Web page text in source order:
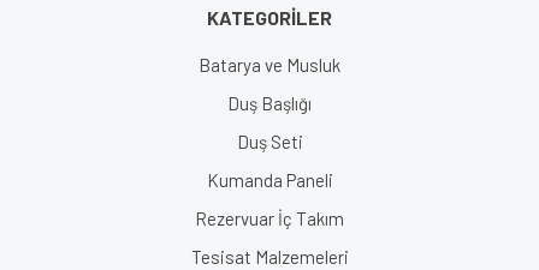
KATEGORİLER
Batarya ve Musluk
Duş Başlığı
Duş Seti
Kumanda Paneli
Rezervuar İç Takım
Tesisat Malzemeleri